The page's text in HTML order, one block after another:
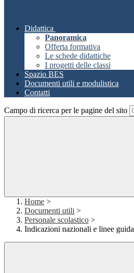
Didattica
Panoramica
Offerta formativa
Le schede didattiche
I progetti delle classi
Spazio BES
Documenti utili e modulistica
Contatti
Campo di ricerca per le pagine del sito
Home >
Documenti utili >
Personale scolastico >
Indicazioni nazionali e linee guida